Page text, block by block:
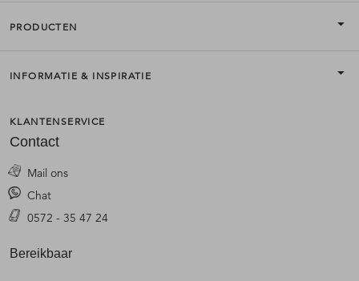
PRODUCTEN
INFORMATIE & INSPIRATIE
KLANTENSERVICE
Contact
Mail ons
Chat
0572 - 35 47 24
Bereikbaar